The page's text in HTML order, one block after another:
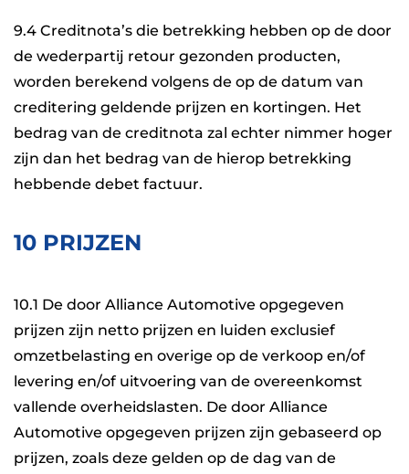
9.4 Creditnota’s die betrekking hebben op de door
de wederpartij retour gezonden producten,
worden berekend volgens de op de datum van
creditering geldende prijzen en kortingen. Het
bedrag van de creditnota zal echter nimmer hoger
zijn dan het bedrag van de hierop betrekking
hebbende debet factuur.
10 PRIJZEN
10.1 De door Alliance Automotive opgegeven
prijzen zijn netto prijzen en luiden exclusief
omzetbelasting en overige op de verkoop en/of
levering en/of uitvoering van de overeenkomst
vallende overheidslasten. De door Alliance
Automotive opgegeven prijzen zijn gebaseerd op
prijzen, zoals deze gelden op de dag van de